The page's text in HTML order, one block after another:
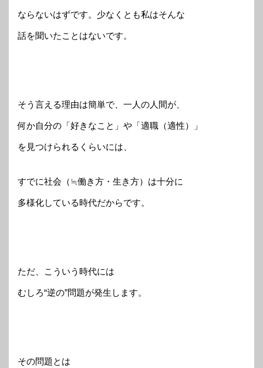
ならないはずです。少なくとも私はそんな
話を聞いたことはないです。
そう言える理由は簡単で、一人の人間が、
何か自分の「好きなこと」や「適職（適性）」
を見つけられるくらいには、
すでに社会（≒働き方・生き方）は十分に
多様化している時代だからです。
ただ、こういう時代には
むしろ“逆の”問題が発生します。
その問題とは